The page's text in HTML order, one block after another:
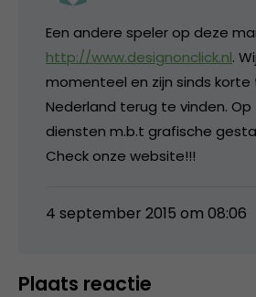
Een andere speler op deze
http://www.designonclick.nl.
momenteel en zijn sinds korte
Nederland terug te vinden. Op
diensten m.b.t grafische
Check onze website!!!
4 september 2015 om 08:06
Plaats reactie